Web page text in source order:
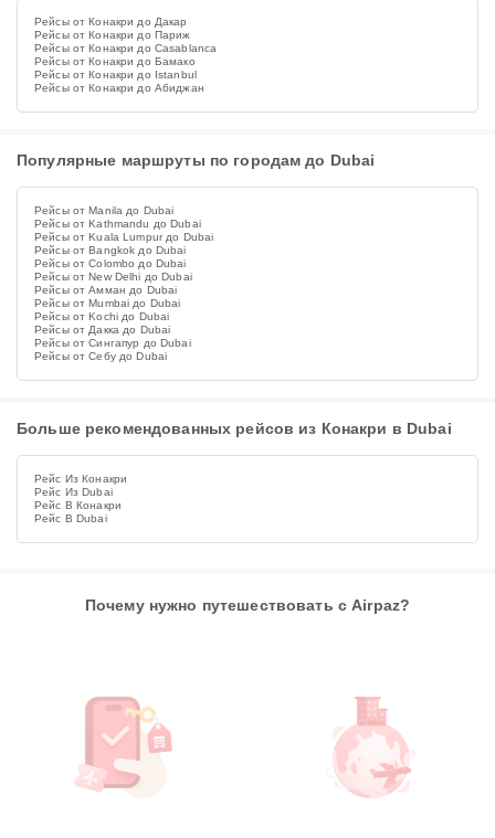
Рейсы от Конакри до Дакар
Рейсы от Конакри до Париж
Рейсы от Конакри до Casablanca
Рейсы от Конакри до Бамако
Рейсы от Конакри до Istanbul
Рейсы от Конакри до Абиджан
Популярные маршруты по городам до Dubai
Рейсы от Manila до Dubai
Рейсы от Kathmandu до Dubai
Рейсы от Kuala Lumpur до Dubai
Рейсы от Bangkok до Dubai
Рейсы от Colombo до Dubai
Рейсы от New Delhi до Dubai
Рейсы от Амман до Dubai
Рейсы от Mumbai до Dubai
Рейсы от Kochi до Dubai
Рейсы от Дакка до Dubai
Рейсы от Сингапур до Dubai
Рейсы от Себу до Dubai
Больше рекомендованных рейсов из Конакри в Dubai
Рейс Из Конакри
Рейс Из Dubai
Рейс В Конакри
Рейс В Dubai
Почему нужно путешествовать с Airpaz?